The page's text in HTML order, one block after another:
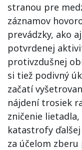
stranou pre
záznamov
prevádzky, ako
potvrdenej
protivzdušnej
si tiež podivný
začatí
nájdení trosiek
zničenie
katastrofy
za účelom